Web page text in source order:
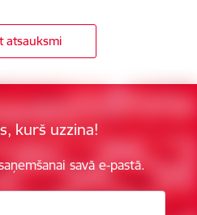
atsauksmi
kurš uzzina!
savā e-pastā.